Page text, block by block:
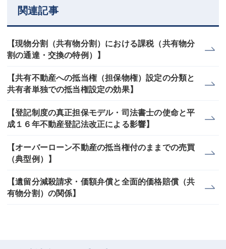
関連記事
【現物分割（共有物分割）における課税（共有物分
割の通達・交換の特例）】
【共有不動産への抵当権（担保物権）設定の分類と
共有者単独での抵当権設定の効果】
【登記制度の真正担保モデル・司法書士の使命と平
成１６年不動産登記法改正による影響】
【オーバーローン不動産の抵当権付のままでの売買
（典型例）】
【遺留分減殺請求・価額弁償と全面的価格賠償（共
有物分割）の関係】